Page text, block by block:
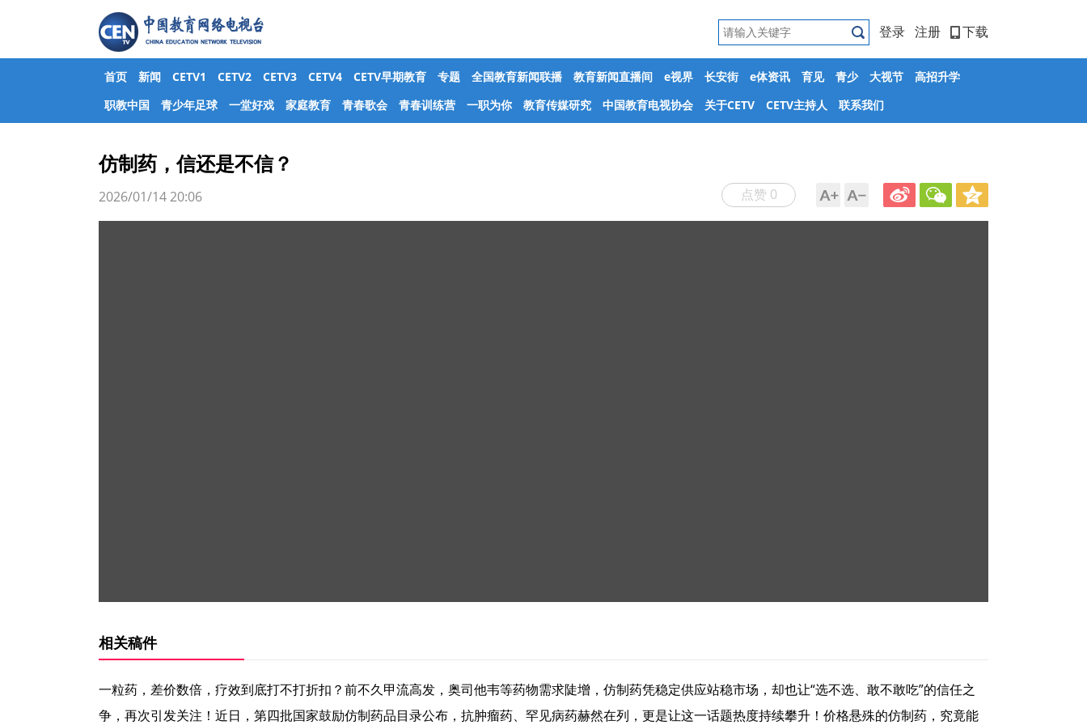
登录 注册 下载
首页 新闻 CETV1 CETV2 CETV3 CETV4 CETV早期教育 专题 全国教育新闻联播 教育新闻直播间 e视界 长安街 e体资讯 育见 青少 大视节
高招升学
职教中国
青少年足球 一堂好戏 家庭教育 青春歌会 青春训练营 一职为你 教育传媒研究 中国教育电视协会 关于CETV CETV主持人 联系我们
仿制药，信还是不信？
点赞 0
2026/01/14 20:06
相关稿件
一粒药，差价数倍，疗效到底打不打折扣？前不久甲流高发，奥司他韦等药物需求陡增，仿制药凭稳定供应站稳市场，却也让“选不选、敢不敢吃”的信任之
争，再次引发关注！近日，第四批国家鼓励仿制药品目录公布，抗肿瘤药、罕见病药赫然在列，更是让这一话题热度持续攀升！价格悬殊的仿制药，究竟能